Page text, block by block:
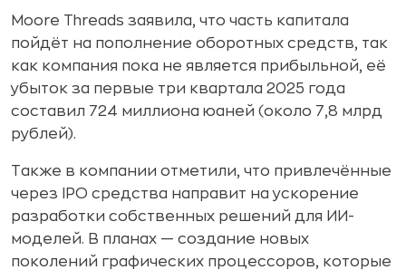
Moore Threads заявила, что часть капитала
пойдёт на пополнение оборотных средств, так
как компания пока не является прибыльной, её
убыток за первые три квартала 2025 года
составил 724 миллиона юаней (около 7,8 млрд
рублей).
Также в компании отметили, что привлечённые
через IPO средства направит на ускорение
разработки собственных решений для ИИ-
моделей. В планах — создание новых
поколений графических процессоров, которые